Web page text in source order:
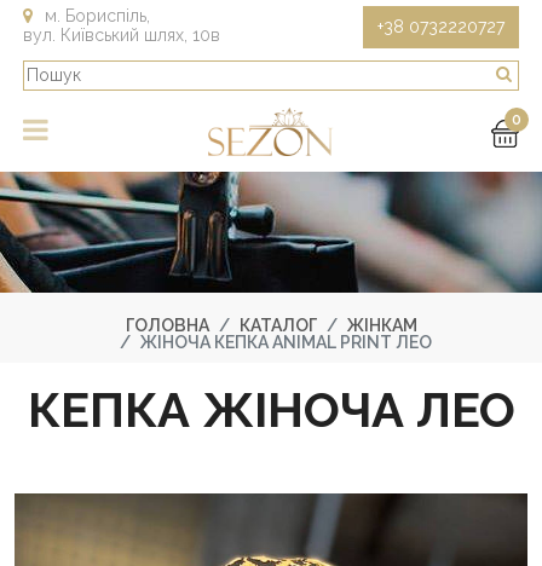
м. Бориспіль,
вул. Київський шлях, 10в
+38 0732220727
0
ГОЛОВНА КАТАЛОГ
ЖІНКАМ
ЖІНОЧА КЕПКА ANIMAL PRINT ЛЕО
КЕПКА ЖІНОЧА ЛЕО